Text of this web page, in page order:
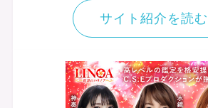
サイト紹介を読む